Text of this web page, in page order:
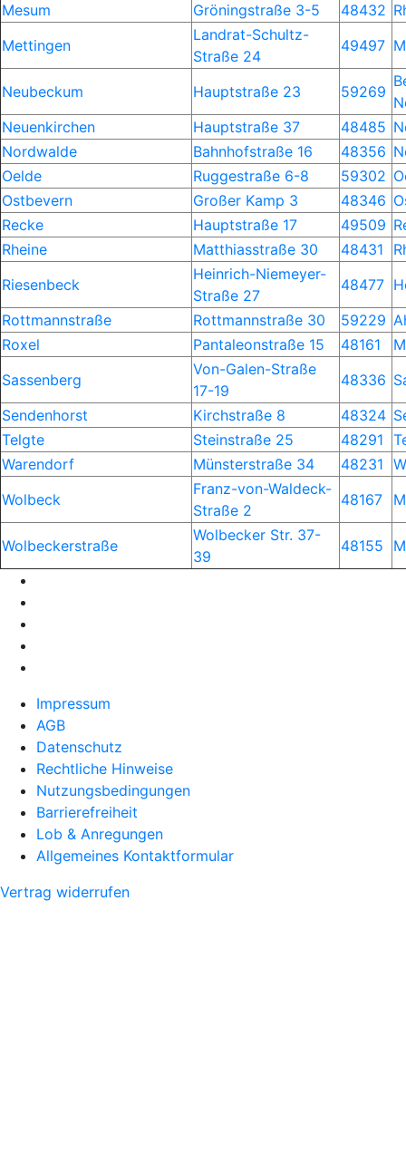
Mesum
Gröningstraße 3-5 48432
Mettingen
Landrat-Schultz-
Straße 24
49497
Neubeckum Hauptstraße 23 59269
Neuenkirchen
Hauptstraße 37 48485
Nordwalde
Bahnhofstraße 16 48356
Oelde
Ruggestraße 6-8 59302
Ostbevern
Großer Kamp 3 48346
Recke
Hauptstraße 17 49509
Rheine
Matthiasstraße 30 48431
Riesenbeck
Heinrich-Niemeyer-
Straße 27
48477
Rottmannstraße
Rottmannstraße 30 59229
Roxel
Pantaleonstraße 15 48161
Sassenberg
Von-Galen-Straße
17-19
48336
Sendenhorst
Kirchstraße 8 48324
Telgte
Steinstraße 25 48291
Warendorf
Münsterstraße 34 48231
Wolbeck
Franz-von-Waldeck-
Straße 2
48167
Wolbeckerstraße
Wolbecker Str. 37-
39
48155
Impressum
AGB
Datenschutz
Rechtliche Hinweise
Nutzungsbedingungen
Barrierefreiheit
Lob & Anregungen
Allgemeines Kontaktformular
Vertrag widerrufen